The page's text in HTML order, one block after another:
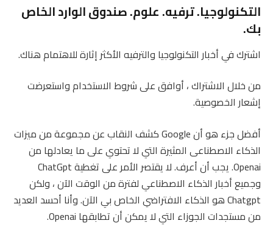
التكنولوجيا. ترفيه. علوم. صندوق الوارد الخاص
بك.
اشترك في أخبار التكنولوجيا والترفيه الأكثر إثارة للاهتمام هناك.
من خلال الاشتراك ، أوافق على شروط الاستخدام واستعرضت
إشعار الخصوصية.
أفضل جزء هو أن Google كشف النقاب عن مجموعة من ميزات
الذكاء الاصطناعى المثيرة التي لا تحتوي على ما يعادلها من
Openai. يجب أن أعرف. لا يقتصر الأمر على تغطية ChatGpt
وجميع أخبار الذكاء الاصطناعي لفترة من الوقت الآن ، ولكن
Chatgpt هو الذكاء الافتراضي الخاص بي الآن. وأنا أحسد العديد
من مستجدات الجوزاء التي لا يمكن أن تطابقها Openai.